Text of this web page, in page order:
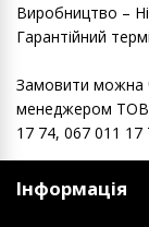
Виробництво –
Гарантійний
Замовити можна
менеджером ТОВ
17 74, 067 011 17
Інформація